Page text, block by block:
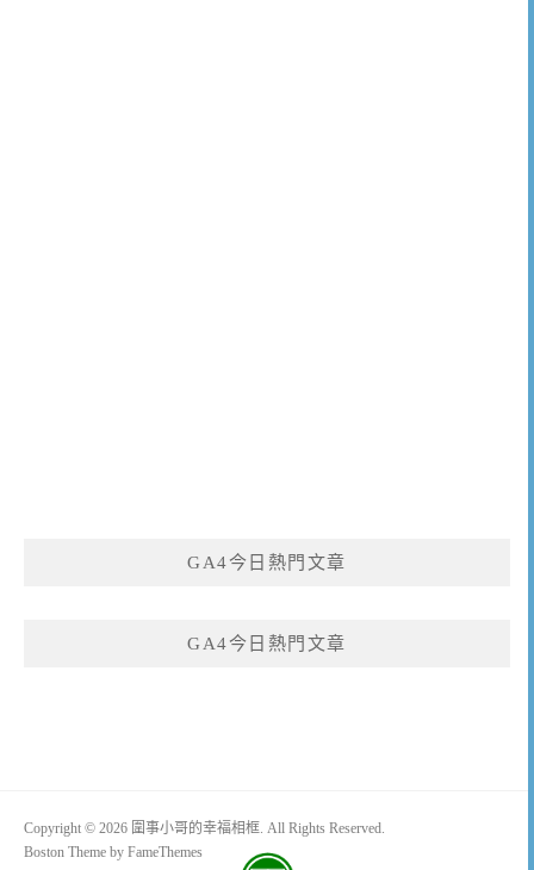
GA4今日熱門文章
GA4今日熱門文章
Copyright © 2026 圍事小哥的幸福相框. All Rights Reserved.
Boston Theme by FameThemes